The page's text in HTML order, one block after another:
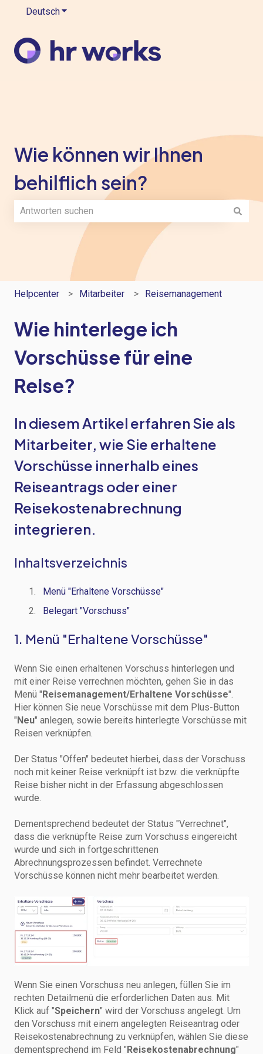
DeutschUntermenü für Übersetzungen anzeigen
Wie können wir Ihnen
behilflich sein?
Es gibt keine Vorschläge, da das Suchfeld leer ist.
Helpcenter Mitarbeiter Reisemanagement
Wie hinterlege ich
Vorschüsse für eine
Reise?
In diesem Artikel erfahren Sie als
Mitarbeiter, wie Sie erhaltene
Vorschüsse innerhalb eines
Reiseantrags oder einer
Reisekostenabrechnung
integrieren.
Inhaltsverzeichnis
Menü "Erhaltene Vorschüsse"
Belegart "Vorschuss"
1. Menü "Erhaltene Vorschüsse"
Wenn Sie einen erhaltenen Vorschuss hinterlegen und
mit einer Reise verrechnen möchten, gehen Sie in das
Menü "Reisemanagement/Erhaltene Vorschüsse".
Hier können Sie neue Vorschüsse mit dem Plus-Button
"Neu" anlegen, sowie bereits hinterlegte Vorschüsse mit
Reisen verknüpfen.
Der Status "Offen" bedeutet hierbei, dass der Vorschuss
noch mit keiner Reise verknüpft ist bzw. die verknüpfte
Reise bisher nicht in der Erfassung abgeschlossen
wurde.
Dementsprechend bedeutet der Status "Verrechnet",
dass die verknüpfte Reise zum Vorschuss eingereicht
wurde und sich in fortgeschrittenen
Abrechnungsprozessen befindet. Verrechnete
Vorschüsse können nicht mehr bearbeitet werden.
Wenn Sie einen Vorschuss neu anlegen, füllen Sie im
rechten Detailmenü die erforderlichen Daten aus. Mit
Klick auf "Speichern" wird der Vorschuss angelegt. Um
den Vorschuss mit einem angelegten Reiseantrag oder
Reisekostenabrechnung zu verknüpfen, wählen Sie diese
dementsprechend im Feld " Reisekostenabrechnung"